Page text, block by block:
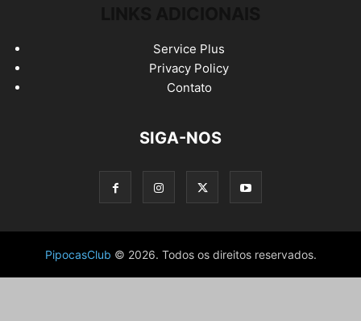
Service Plus
Privacy Policy
Contato
SIGA-NOS
PipocasClub © 2026. Todos os direitos reservados.